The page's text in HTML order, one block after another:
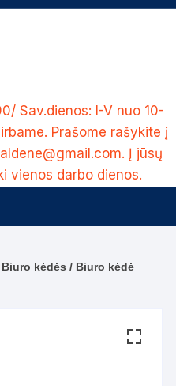
Sav.dienos: I-V nuo 10-
Prašome rašykite į
Į jūsų
vienos darbo dienos.
Biuro kėdės / Biuro kėdė